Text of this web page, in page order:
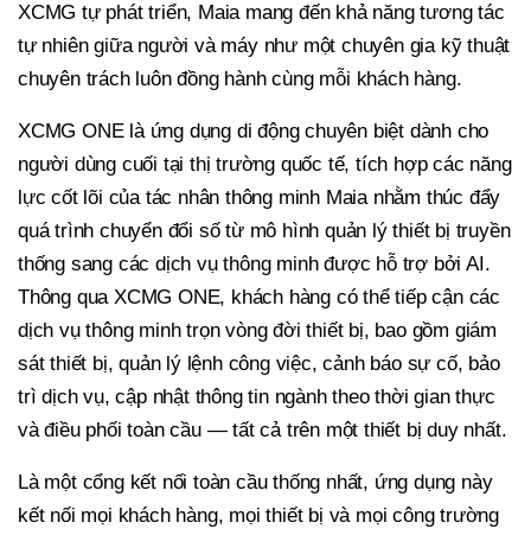
XCMG tự phát triển, Maia mang đến khả năng tương tác
tự nhiên giữa người và máy như một chuyên gia kỹ thuật
chuyên trách luôn đồng hành cùng mỗi khách hàng.
XCMG ONE là ứng dụng di động chuyên biệt dành cho
người dùng cuối tại thị trường quốc tế, tích hợp các năng
lực cốt lõi của tác nhân thông minh Maia nhằm thúc đẩy
quá trình chuyển đổi số từ mô hình quản lý thiết bị truyền
thống sang các dịch vụ thông minh được hỗ trợ bởi AI.
Thông qua XCMG ONE, khách hàng có thể tiếp cận các
dịch vụ thông minh trọn vòng đời thiết bị, bao gồm giám
sát thiết bị, quản lý lệnh công việc, cảnh báo sự cố, bảo
trì dịch vụ, cập nhật thông tin ngành theo thời gian thực
và điều phối toàn cầu — tất cả trên một thiết bị duy nhất.
Là một cổng kết nối toàn cầu thống nhất, ứng dụng này
kết nối mọi khách hàng, mọi thiết bị và mọi công trường